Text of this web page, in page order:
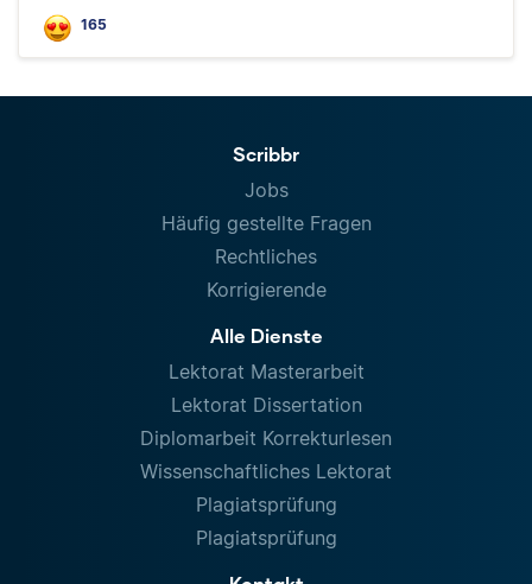
165
Scribbr
Jobs
Häufig gestellte Fragen
Rechtliches
Korrigierende
Alle Dienste
Lektorat Masterarbeit
Lektorat Dissertation
Diplomarbeit Korrekturlesen
Wissenschaftliches Lektorat
Plagiatsprüfung
Plagiatsprüfung